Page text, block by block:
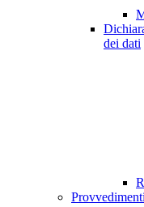
dei dati
Provvedimenti